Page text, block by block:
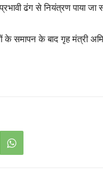
ढंग से नियंत्रण पाया जा
के समापन के बाद गृह मंत्री